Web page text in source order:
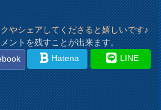
やシェアしてくださると嬉しいです♪
ントを残すことが出来ます。
Hatena LINE